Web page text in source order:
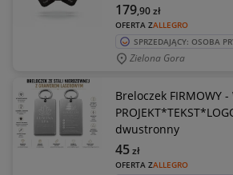
OFERTA ZALLEGRO
179,90zł
SPRZEDAJĄCY: OSOBA
Zielona Gora
Breloczek FIRMOWY -
dwustronny
OFERTA ZALLEGRO
45zł